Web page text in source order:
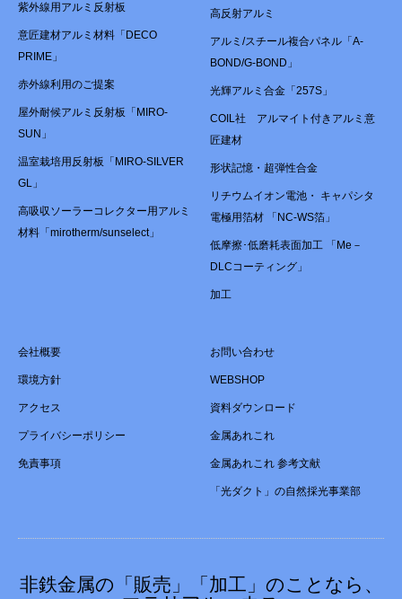
紫外線用アルミ反射板
意匠建材アルミ材料「DECO
PRIME」
赤外線利用のご提案
屋外耐候アルミ反射板「MIRO-
SUN」
温室栽培用反射板「MIRO-SILVER
GL」
高吸収ソーラーコレクター用アルミ
材料「mirotherm/sunselect」
高反射アルミ
アルミ/スチール複合パネル「A-
BOND/G-BOND」
光輝アルミ合金「257S」
COIL社 アルマイト付きアルミ意
匠建材
形状記憶・超弾性合金
リチウムイオン電池・ キャパシタ
電極用箔材 「NC-WS箔」
低摩擦･低磨耗表面加工 「Me－
DLCコーティング」
加工
会社概要
環境方針
アクセス
プライバシーポリシー
免責事項
お問い合わせ
WEBSHOP
資料ダウンロード
金属あれこれ
金属あれこれ 参考文献
「光ダクト」の自然採光事業部
非鉄金属の「販売」「加工」のことなら、